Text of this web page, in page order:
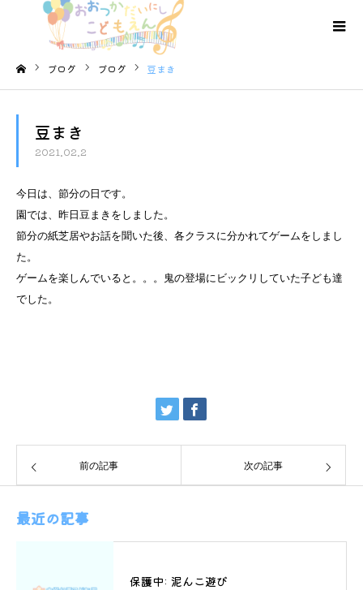
ブログ ブログ 豆まき
豆まき
2021.02.2
今日は、節分の日です。
園では、昨日豆まきをしました。
節分の紙芝居やお話を聞いた後、各クラスに分かれてゲームをしまし
た。
ゲームを楽しんでいると。。。鬼の登場にビックリしていた子ども達
でした。
前の記事 次の記事
最近の記事
保護中: 泥んこ遊び